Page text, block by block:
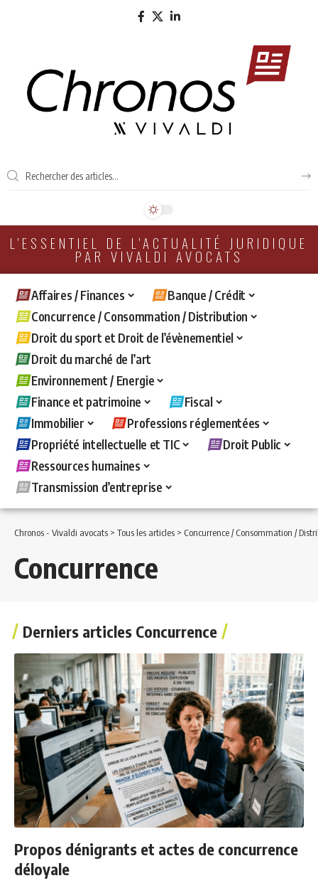
L'ESSENTIEL DE L'ACTUALITÉ JURIDIQUE
PAR VIVALDI AVOCATS
Affaires / Finances
Banque / Crédit
Concurrence / Consommation / Distribution
Droit du sport et Droit de l’évènementiel
Droit du marché de l’art
Environnement / Energie
Finance et patrimoine
Fiscal
Immobilier
Professions réglementées
Propriété intellectuelle et TIC
Droit Public
Ressources humaines
Transmission d’entreprise
Chronos - Vivaldi avocats > Tous les articles > Concurrence / Consommation /
Concurrence
Derniers articles Concurrence
Propos dénigrants et actes de concurrence
déloyale